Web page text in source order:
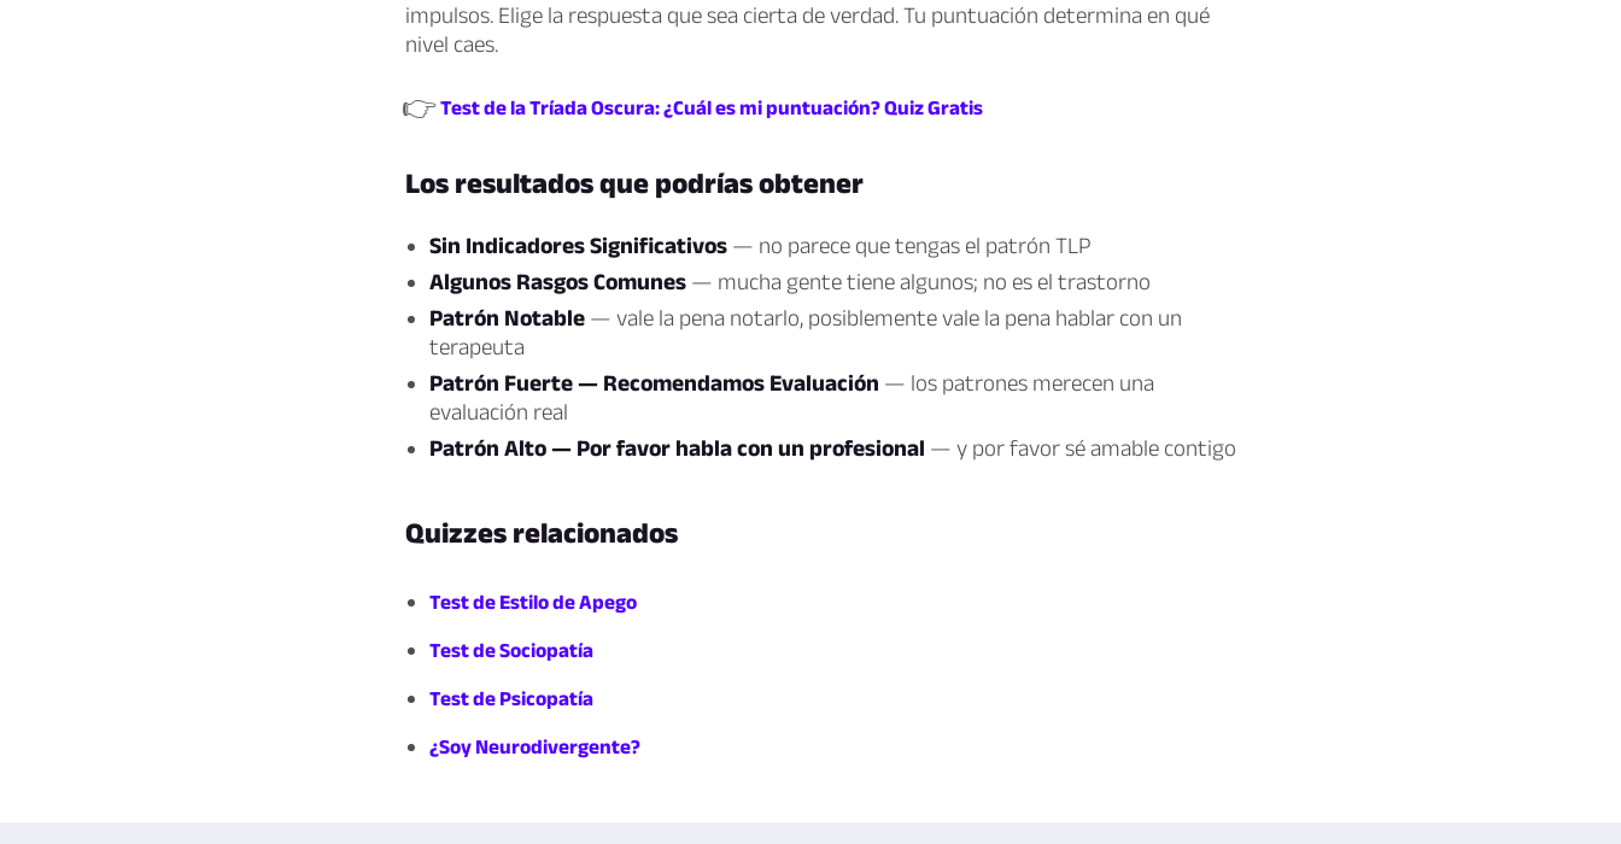
impulsos. Elige la respuesta que sea cierta de verdad. Tu puntuación determina en qué
nivel caes.
👉Test de la Tríada Oscura: ¿Cuál es mi puntuación? Quiz Gratis
Los resultados que podrías obtener
Sin Indicadores Significativos — no parece que tengas el patrón TLP
Algunos Rasgos Comunes — mucha gente tiene algunos; no es el trastorno
Patrón Notable — vale la pena notarlo, posiblemente vale la pena hablar con un
terapeuta
Patrón Fuerte — Recomendamos Evaluación — los patrones merecen una
evaluación real
Patrón Alto — Por favor habla con un profesional — y por favor sé amable contigo
Quizzes relacionados
Test de Estilo de Apego
Test de Sociopatía
Test de Psicopatía
¿Soy Neurodivergente?